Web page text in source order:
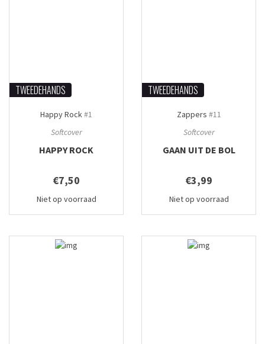
TWEEDEHANDS
Happy Rock#1
Softcover
HAPPY ROCK
€7,50
Niet op voorraad
TWEEDEHANDS
Zappers #11
Softcover
GAAN UIT DE BOL
€3,99
Niet op voorraad